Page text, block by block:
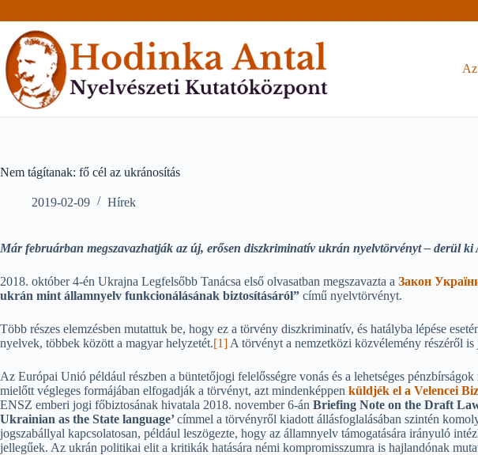
to
content
Nem tágítanak: fő cél az ukránosítás
2019-02-09 Hírek
Már februárban megszavazhatják az új, erősen diszkriminatív ukrán nyelvtörvényt – derül ki
2018. október 4-én Ukrajna Legfelsőbb Tanácsa első olvasatban megszavazta a Закон
ukrán mint államnyelv funkcionálásának biztosításáról” című nyelvtörvényt.
Több részes elemzésben mutattuk be, hogy ez a törvény diszkriminatív, és hatályba lépése
nyelvek, többek között a magyar helyzetét.[1] A törvényt a nemzetközi közvélemény részéről
Az Európai Unió például részben a büntetőjogi felelősségre vonás és a lehetséges
mielőtt végleges formájában elfogadják a törvényt, azt mindenképpen küldjék el a Velencei
ENSZ emberi jogi főbiztosának hivatala 2018. november 6-án Briefing Note on the Draft
Ukrainian as the State language’címmel a törvényről kiadott állásfoglalásában szintén
jogszabállyal kapcsolatosan, például leszögezte, hogy az államnyelv támogatására irányuló
jellegűek. Az ukrán politikai elit a kritikák hatására némi kompromisszumra is hajlandónak